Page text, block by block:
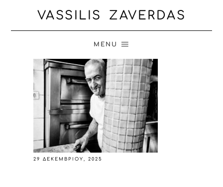
VASSILIS ZAVERDAS
MENU
29 ΔΕΚΕΜΒΡΊΟΥ, 2025